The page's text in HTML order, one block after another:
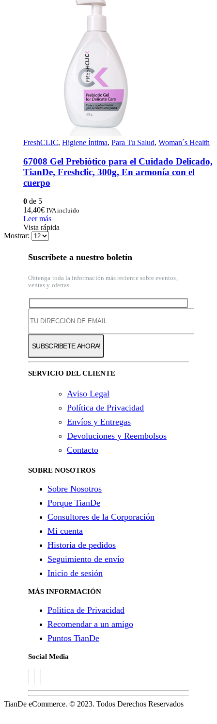
FreshCLIC, Higiene Íntima, Para Tu Salud, Woman´s Health
67008 Gel Prebiótico para el Cuidado Delicado,
TianDe, Freshclic, 300g, En armonía con el
cuerpo
0 de 5
14,40€ IVA incluido
Leer más
Vista rápida
Mostrar:
Suscríbete a nuestro boletín
Obtenga toda la información más reciente sobre eventos,
ventas y ofertas.
SERVICIO DEL CLIENTE
Aviso Legal
Política de Privacidad
Envíos y Entregas
Devoluciones y Reembolsos
Contacto
SOBRE NOSOTROS
Sobre Nosotros
Porque TianDe
Consultores de la Corporación
Mi cuenta
Historia de pedidos
Seguimiento de envío
Inicio de sesión
MÁS INFORMACIÓN
Politica de Privacidad
Recomendar a un amigo
Puntos TianDe
Social Media
TianDe eCommerce. © 2023. Todos Derechos Reservados